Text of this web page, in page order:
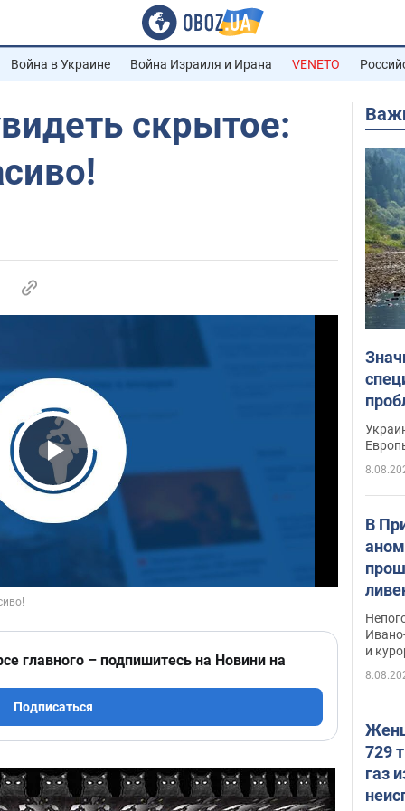
Война в Украине Война Израиля и Ирана VENETO
скрытое:
Play Video
главного – подпишитесь на Новини на
Подписаться
В
и
729
газ